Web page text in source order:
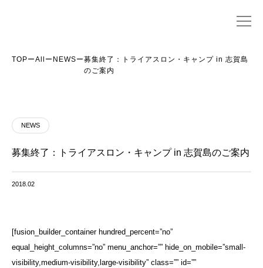
TOPーAll ー NEWSー募集終了：トライアスロン・キャンプ in 志賀島
のご案内
NEWS
募集終了：トライアスロン・キャンプ in 志賀島のご案内
2018.02
[fusion_builder_container hundred_percent=”no”
equal_height_columns=”no” menu_anchor=”” hide_on_mobile=”small-
visibility,medium-visibility,large-visibility” class=”” id=””